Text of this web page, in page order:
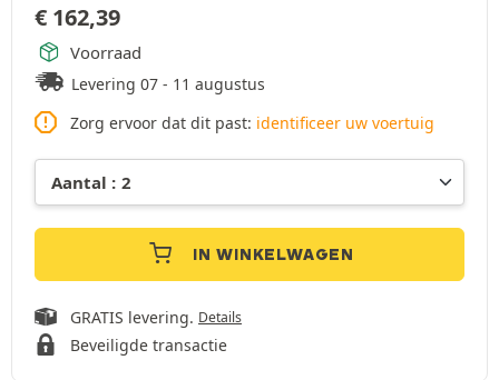
€ 162,39
Voorraad
Levering 07 - 11 augustus
Zorg ervoor dat dit past: identificeer uw voertuig
IN WINKELWAGEN
GRATIS levering. Details
Beveiligde transactie